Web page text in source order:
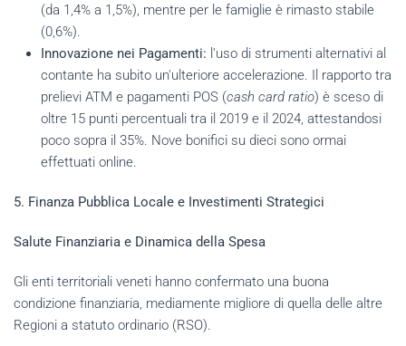
(da 1,4% a 1,5%), mentre per le famiglie è rimasto stabile
(0,6%).
Innovazione nei Pagamenti: l'uso di strumenti alternativi al
contante ha subito un'ulteriore accelerazione. Il rapporto tra
prelievi ATM e pagamenti POS (cash card ratio) è sceso di
oltre 15 punti percentuali tra il 2019 e il 2024, attestandosi
poco sopra il 35%. Nove bonifici su dieci sono ormai
effettuati online.
5. Finanza Pubblica Locale e Investimenti Strategici
Salute Finanziaria e Dinamica della Spesa
Gli enti territoriali veneti hanno confermato una buona
condizione finanziaria, mediamente migliore di quella delle altre
Regioni a statuto ordinario (RSO).